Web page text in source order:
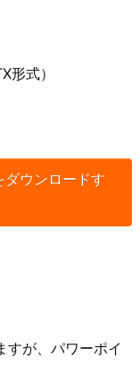
式）
ダウンロードす
が、パワーポイ